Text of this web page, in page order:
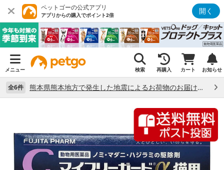
ペットゴーの公式アプリ
アプリからの購入でポイント2倍 開く
メニュー 検索 再購入 カート お知らせ
全6件 熊本県熊本地方で発生した地震によるお荷物のお届け状況について （7/28）